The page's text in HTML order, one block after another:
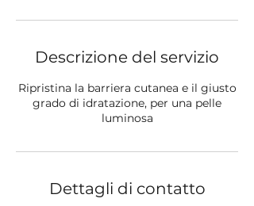
Descrizione del servizio
Ripristina la barriera cutanea e il giusto
grado di idratazione, per una pelle
luminosa
Dettagli di contatto